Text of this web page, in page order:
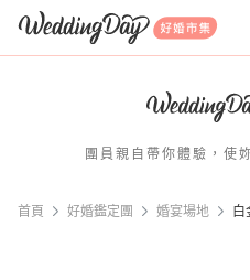
WeddingDay
團員親自帶你體驗，使
首頁 好婚鑑定團 婚宴場地